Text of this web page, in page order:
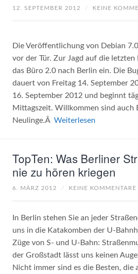
12. SEPTEMBER 2012 / KEINE
Die Veröffentlichung von Debian
vor der Tür. Zur Jagd auf die letzten
das Büro 2.0 nach Berlin ein. Die
dauert von Freitag 14. September
16. September 2012 und beginnt
Mittagszeit. Willkommen sind auch
Neulinge.Â Weiterlesen
TopTen: Was Berliner
nie zu hören kriegen
6. MÄRZ 2012 / KEINE KOMMENTARE
In Berlin stehen Sie an jeder
uns in die Katakomben der U-
Züge von S- und U-Bahn:
der Großstadt lässt uns keinen
Nicht immer sind es die Besten, die